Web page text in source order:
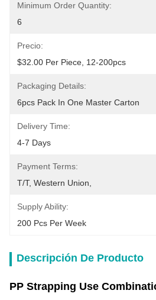
Minimum Order Quantity:
6
Precio:
$32.00 Per Piece, 12-200pcs
Packaging Details:
6pcs Pack In One Master Carton
Delivery Time:
4-7 Days
Payment Terms:
T/T, Western Union,
Supply Ability:
200 Pcs Per Week
Descripción De Producto
PP Strapping Use